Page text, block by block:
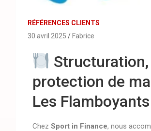
RÉFÉRENCES CLIENTS
30 avril 2025
Fabrice
protection de
Les Flamboyants
Chez Sport in Finance, nous